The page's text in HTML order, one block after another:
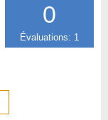
0
Évaluations: 1